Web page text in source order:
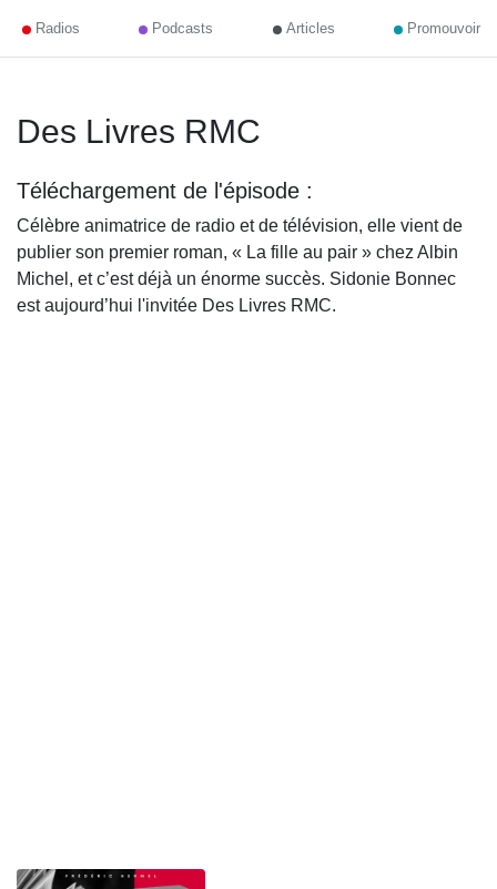
Radios Podcasts Articles Promouvoir
Des Livres RMC
Téléchargement de l'épisode :
Célèbre animatrice de radio et de télévision, elle vient de
publier son premier roman, « La fille au pair » chez Albin
Michel, et c’est déjà un énorme succès. Sidonie Bonnec
est aujourd’hui l'invitée Des Livres RMC.